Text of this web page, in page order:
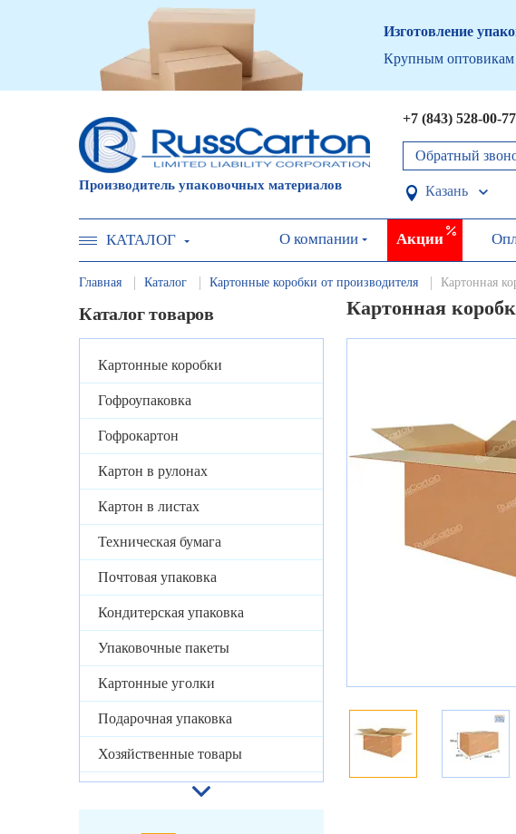
Изготовление
Крупным оптовикам
Производитель упаковочных материалов
+7 (843) 528-00-77
Обратный
Казань
КАТАЛОГ О компании Акции
Главная Каталог Картонные коробки от производителя Картонная
Каталог товаров
Картонные коробки
Гофроупаковка
Гофрокартон
Картон в рулонах
Картон в листах
Техническая бумага
Почтовая упаковка
Кондитерская упаковка
Упаковочные пакеты
Картонные уголки
Подарочная упаковка
Хозяйственные товары
Картонная